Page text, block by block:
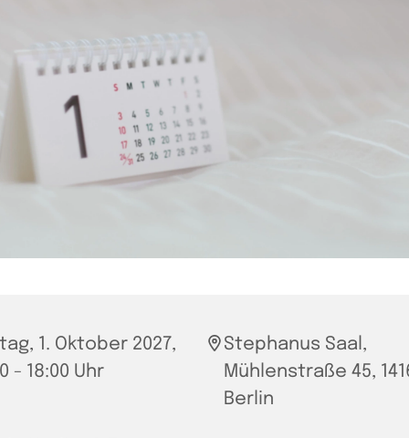
1. Oktober 2027,
- 18:00 Uhr
Stephanus Saal,
Mühlenstraße 45,
Berlin